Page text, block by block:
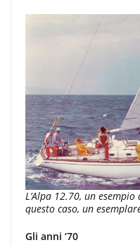
L’Alpa 12.70, un
questo caso, un
Gli anni ‘70